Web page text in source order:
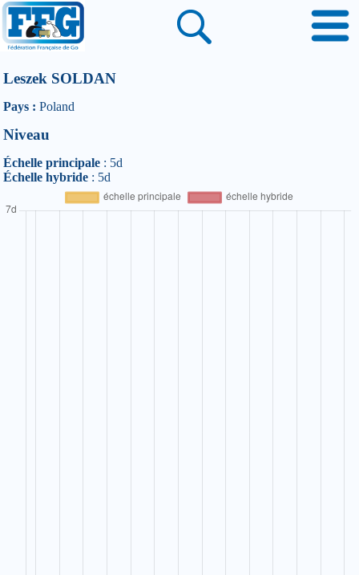
Leszek SOLDAN
Pays : Poland
Niveau
Échelle principale : 5d
Échelle hybride : 5d